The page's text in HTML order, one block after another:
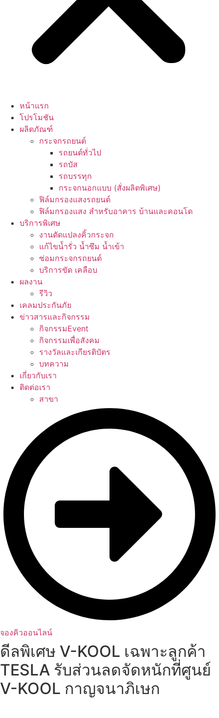
หน้าแรก
โปรโมชัน
ผลิตภัณฑ์
กระจกรถยนต์
รถยนต์ทั่วไป
รถบัส
รถบรรทุก
กระจกนอกแบบ (สั่งผลิตพิเศษ)
ฟิล์มกรองแสงรถยนต์
ฟิล์มกรองแสง สำหรับอาคาร บ้านและคอนโด
บริการพิเศษ
งานดัดแปลงคิ้วกระจก
แก้ไขน้ำรั่ว น้ำซึม น้ำเข้า
ซ่อมกระจกรถยนต์
บริการขัด เคลือบ
ผลงาน
รีวิว
เคลมประกันภัย
ข่าวสารและกิจกรรม
กิจกรรมEvent
กิจกรรมเพื่อสังคม
รางวัลและเกียรติบัตร
บทความ
เกี่ยวกับเรา
ติดต่อเรา
สาขา
จองคิวออนไลน์
ดีลพิเศษ V-KOOL เฉพาะลูกค้า
TESLA รับส่วนลดจัดหนักที่ศูนย์
V-KOOL กาญจนาภิเษก